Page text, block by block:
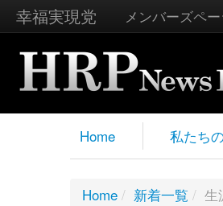
幸福実現党 メンバーズペ
Home 私たち
Home / 新着一覧 / 生